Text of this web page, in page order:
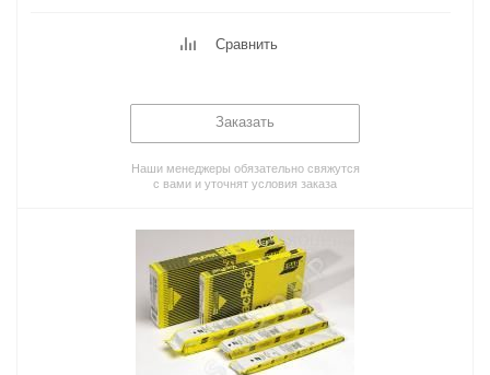
Сравнить
Заказать
Наши менеджеры обязательно свяжутся
с вами и уточнят условия заказа